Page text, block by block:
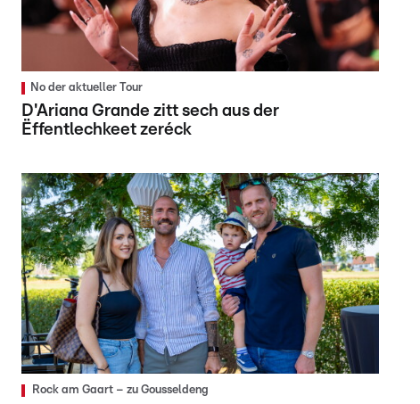
No der aktueller Tour
D'Ariana Grande zitt sech aus der
Ëffentlechkeet zeréck
Rock am Gaart – zu Gousseldeng